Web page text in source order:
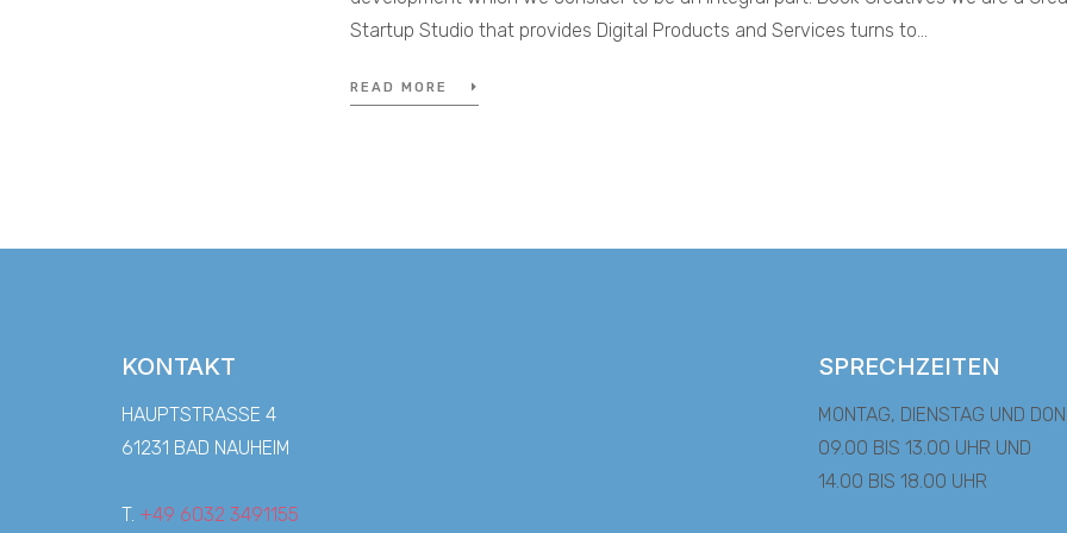
Startup Studio that provides Digital Products and Services turns to…
READ MORE
KONTAKT
HAUPTSTRASSE 4
61231 BAD NAUHEIM
T. +49 6032 3491155
SPRECHZEITEN
MONTAG, DIENSTAG UND
09.00 BIS 13.00 UHR UND
14.00 BIS 18.00 UHR